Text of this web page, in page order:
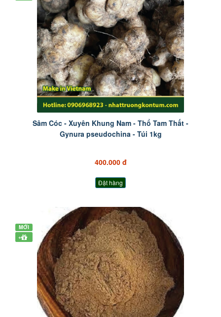
Sâm Cóc - Xuyên Khung Nam - Thổ Tam Thất -
Gynura pseudochina - Túi 1kg
400.000 đ
Đặt hàng
MỚI
+